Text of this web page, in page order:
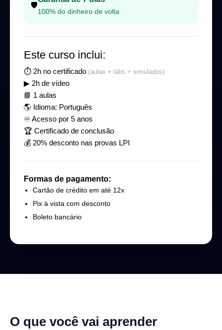
🛡️
100% do dinheiro de volta
Este curso inclui:
⏱ 2h no certificado (aulas + labs + simulados)
▶ 2h de vídeo
📘 1 aulas
🌎 Idioma: Português
♾ Acesso por 5 anos
🏆 Certificado de conclusão
💰 20% desconto nas provas LPI
Formas de pagamento:
Cartão de crédito em até 12x
Pix à vista com desconto
Boleto bancário
O que você vai aprender